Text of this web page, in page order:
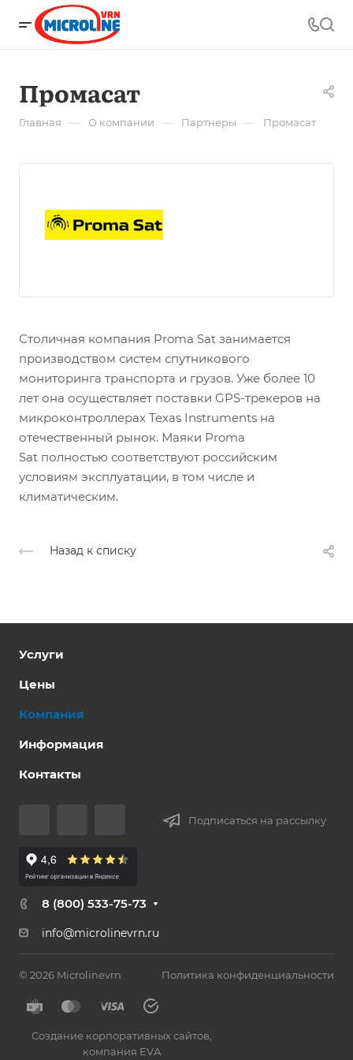
Промасат
Главная — О компании — Партнеры — Промасат
Столичная компания Proma Sat занимается
производством систем спутникового
мониторинга транспорта и грузов. Уже более 10
лет она осуществляет поставки GPS-трекеров на
микроконтроллерах Texas Instruments на
отечественный рынок. Маяки Proma
Sat полностью соответствуют российским
условиям эксплуатации, в том числе и
климатическим.
Назад к списку
Услуги
Цены
Компания
Информация
Контакты
Подписаться на рассылку
8 (800) 533-75-73
info@microlinevrn.ru
© 2026 Microlinevrn Политика конфиденциальности
Создание корпоративных сайтов,
компания EVA